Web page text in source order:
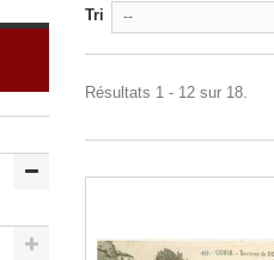
Tri --
Résultats 1 - 12 sur 18.